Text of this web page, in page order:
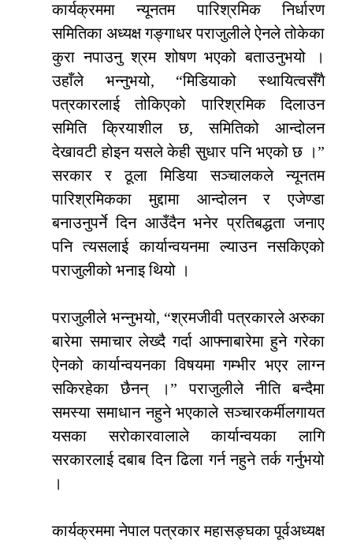
कार्यक्रममा न्यूनतम पारिश्रमिक निर्धारण
समितिका अध्यक्ष गङ्गाधर पराजुलीले ऐनले तोकेका
कुरा नपाउनु श्रम शोषण भएको बताउनुभयो ।
उहाँले भन्नुभयो, “मिडियाको स्थायित्वसँगै
पत्रकारलाई तोकिएको पारिश्रमिक दिलाउन
समिति क्रियाशील छ, समितिको आन्दोलन
देखावटी होइन यसले केही सुधार पनि भएको छ ।”
सरकार र ठूला मिडिया सञ्चालकले न्यूनतम
पारिश्रमिकका मुद्दामा आन्दोलन र एजेण्डा
बनाउनुपर्ने दिन आउँदैन भनेर प्रतिबद्धता जनाए
पनि त्यसलाई कार्यान्वयनमा ल्याउन नसकिएको
पराजुलीको भनाइ थियो ।
पराजुलीले भन्नुभयो, “श्रमजीवी पत्रकारले अरुका
बारेमा समाचार लेख्दै गर्दा आफ्नाबारेमा हुने गरेका
ऐनको कार्यान्वयनका विषयमा गम्भीर भएर लाग्न
सकिरहेका छैनन् ।” पराजुलीले नीति बन्दैमा
समस्या समाधान नहुने भएकाले सञ्चारकर्मीलगायत
यसका सरोकारवालाले कार्यान्वयका लागि
सरकारलाई दबाब दिन ढिला गर्न नहुने तर्क गर्नुभयो
।
कार्यक्रममा नेपाल पत्रकार महासङ्घका पूर्वअध्यक्ष